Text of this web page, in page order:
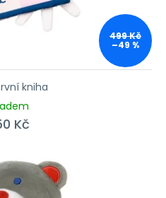
499 Kč
–49 %
kniha
Kč